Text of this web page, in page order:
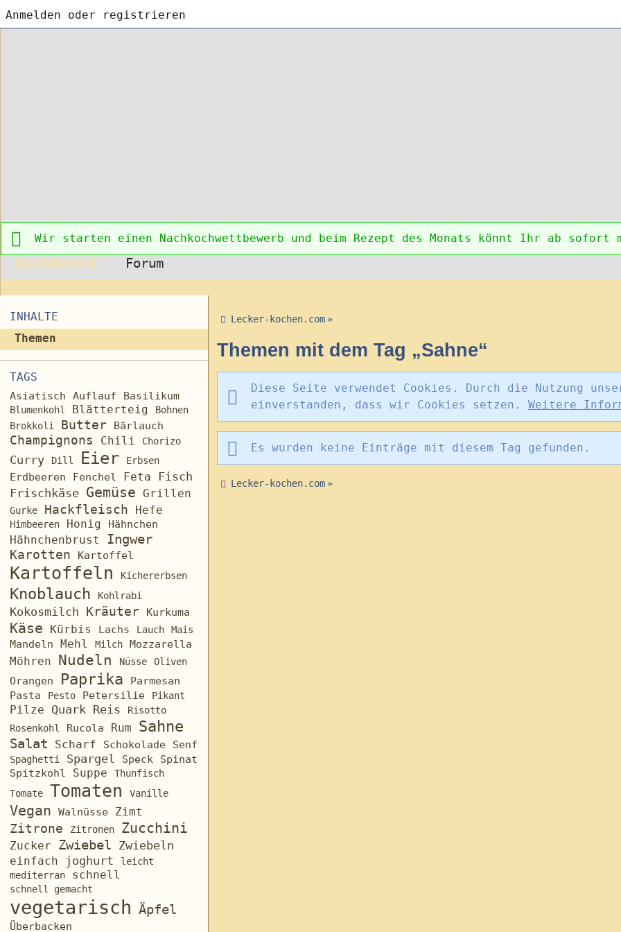
Anmelden oder registrieren
Wir starten einen Nachkochwettbewerb und beim Rezept des Monats könnt Ihr ab sofort mit
Dashboard Forum
INHALTE
Themen
TAGS
Asiatisch Auflauf
Basilikum
Blumenkohl
Blätterteig
Bohnen
Brokkoli
Butter Bärlauch
Champignons Chili Chorizo
Curry Dill Eier Erbsen
Erdbeeren Fenchel Feta
Fisch
Frischkäse Gemüse Grillen
Gurke Hackfleisch Hefe
Himbeeren Honig Hähnchen
Hähnchenbrust
Ingwer
Karotten
Kartoffel
Kartoffeln Kichererbsen
Knoblauch Kohlrabi
Kokosmilch Kräuter Kurkuma
Käse Kürbis Lachs Lauch
Mais
Mandeln
Mehl Milch Mozzarella
Möhren Nudeln Nüsse Oliven
Orangen Paprika
Parmesan
Pasta
Pesto Petersilie Pikant
Pilze Quark Reis
Risotto
Rosenkohl
Rucola Rum Sahne
Salat Scharf Schokolade Senf
Spaghetti Spargel Speck Spinat
Spitzkohl Suppe
Thunfisch
Tomate
Tomaten Vanille
Vegan Walnüsse Zimt
Zitrone Zitronen Zucchini
Zucker Zwiebel
Zwiebeln
einfach
joghurt
leicht
mediterran
schnell
schnell gemacht
vegetarisch Äpfel
Überbacken
Lecker-kochen.com »
Themen mit dem Tag „Sahne“
Diese Seite verwendet Cookies. Durch die Nutzung
einverstanden, dass wir Cookies setzen. Weitere
Es wurden keine Einträge mit diesem Tag gefunden.
Lecker-kochen.com »